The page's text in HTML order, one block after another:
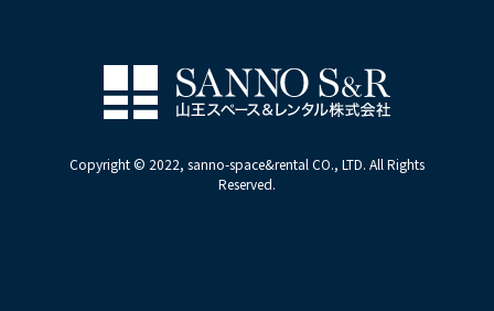
Copyright © 2022, sanno-space&rental CO., LTD. All Rights
Reserved.